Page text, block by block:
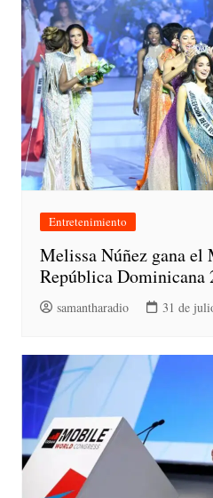
Entretenimiento
Melissa Núñez gana el
República Dominicana
samantharadio 31 de